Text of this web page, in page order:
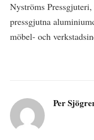
Nyströms
pressgjutna
möbel- och
Per